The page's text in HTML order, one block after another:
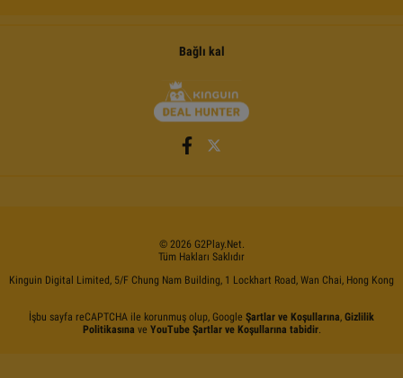
Bağlı kal
© 2026 G2Play.net.
Tüm Hakları Saklıdır
Kinguin Digital Limited, 5/F Chung Nam Building, 1 Lockhart Road, Wan Chai, Hong Kong
İşbu sayfa reCAPTCHA ile korunmuş olup, Google Şartlar ve Koşullarına, Gizlilik
Politikasına ve YouTube Şartlar ve Koşullarına tabidir.